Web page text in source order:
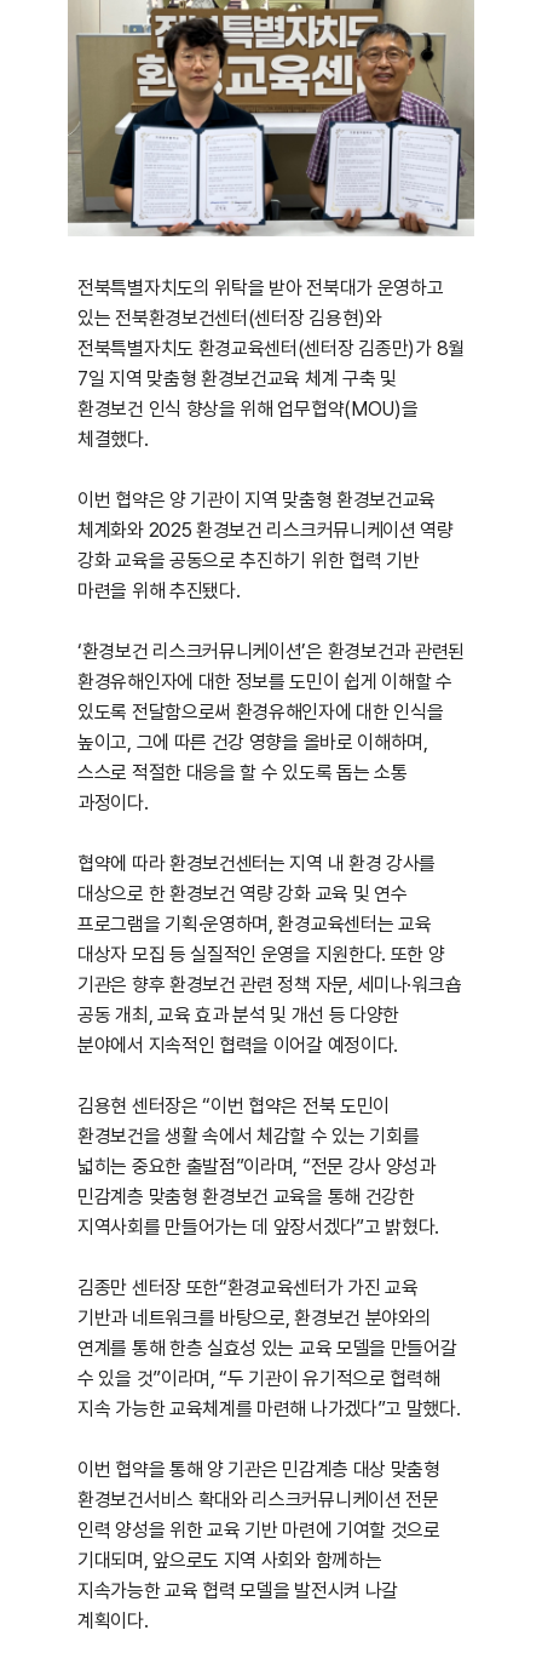
전북특별자치도의 위탁을 받아 전북대가 운영하고
있는 전북환경보건센터(센터장 김용현)와
전북특별자치도 환경교육센터(센터장 김종만)가 8월
7일 지역 맞춤형 환경보건교육 체계 구축 및
환경보건 인식 향상을 위해 업무협약(MOU)을
체결했다.
이번 협약은 양 기관이 지역 맞춤형 환경보건교육
체계화와 2025 환경보건 리스크커뮤니케이션 역량
강화 교육을 공동으로 추진하기 위한 협력 기반
마련을 위해 추진됐다.
‘환경보건 리스크커뮤니케이션’은 환경보건과 관련된
환경유해인자에 대한 정보를 도민이 쉽게 이해할 수
있도록 전달함으로써 환경유해인자에 대한 인식을
높이고, 그에 따른 건강 영향을 올바로 이해하며,
스스로 적절한 대응을 할 수 있도록 돕는 소통
과정이다.
협약에 따라 환경보건센터는 지역 내 환경 강사를
대상으로 한 환경보건 역량 강화 교육 및 연수
프로그램을 기획·운영하며, 환경교육센터는 교육
대상자 모집 등 실질적인 운영을 지원한다. 또한 양
기관은 향후 환경보건 관련 정책 자문, 세미나·워크숍
공동 개최, 교육 효과 분석 및 개선 등 다양한
분야에서 지속적인 협력을 이어갈 예정이다.
김용현 센터장은 “이번 협약은 전북 도민이
환경보건을 생활 속에서 체감할 수 있는 기회를
넓히는 중요한 출발점”이라며, “전문 강사 양성과
민감계층 맞춤형 환경보건 교육을 통해 건강한
지역사회를 만들어가는 데 앞장서겠다”고 밝혔다.
김종만 센터장 또한“환경교육센터가 가진 교육
기반과 네트워크를 바탕으로, 환경보건 분야와의
연계를 통해 한층 실효성 있는 교육 모델을 만들어갈
수 있을 것”이라며, “두 기관이 유기적으로 협력해
지속 가능한 교육체계를 마련해 나가겠다”고 말했다.
이번 협약을 통해 양 기관은 민감계층 대상 맞춤형
환경보건서비스 확대와 리스크커뮤니케이션 전문
인력 양성을 위한 교육 기반 마련에 기여할 것으로
기대되며, 앞으로도 지역 사회와 함께하는
지속가능한 교육 협력 모델을 발전시켜 나갈
계획이다.